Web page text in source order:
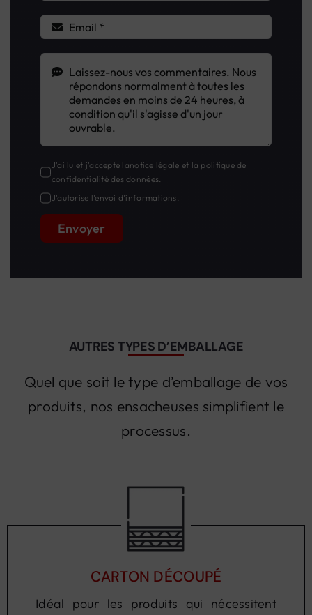
J'ai lu et j'accepte lanotice légale et la politique de
confidentialité des données.
J'autorise l'envoi d'informations.
Envoyer
AUTRES TYPES D’EMBALLAGE
Quel que soit le type d’emballage de vos
produits, nos ensacheuses simplifient le
processus.
CARTON DÉCOUPÉ
Idéal pour les produits qui nécessitent